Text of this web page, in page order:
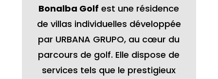
Bonalba Golf est une résidence
de villas individuelles développée
par URBANA GRUPO, au cœur du
parcours de golf. Elle dispose de
services tels que le prestigieux